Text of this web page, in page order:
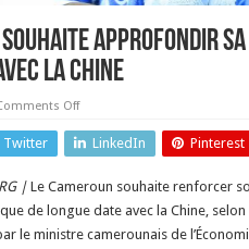
souhaite approfondir
la Chine
Offon
Cameroun
souhaite
approfondir
coopération
commerciale
et
économique
Twitter LinkedIn Pinterest
|Le Cameroun souhaite renforcer
de longue date avec la Chine, selon
le ministre camerounais de